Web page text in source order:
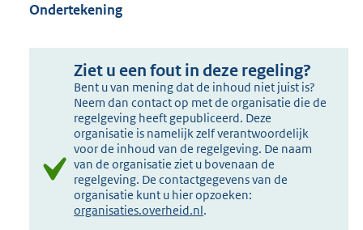
Ondertekening
Ziet u een fout in deze regeling?
Bent u van mening dat de inhoud niet juist is?
Neem dan contact op met de organisatie die de
regelgeving heeft gepubliceerd. Deze
organisatie is namelijk zelf verantwoordelijk
voor de inhoud van de regelgeving. De naam
van de organisatie ziet u bovenaan de
regelgeving. De contactgegevens van de
organisatie kunt u hier opzoeken:
organisaties.overheid.nl.